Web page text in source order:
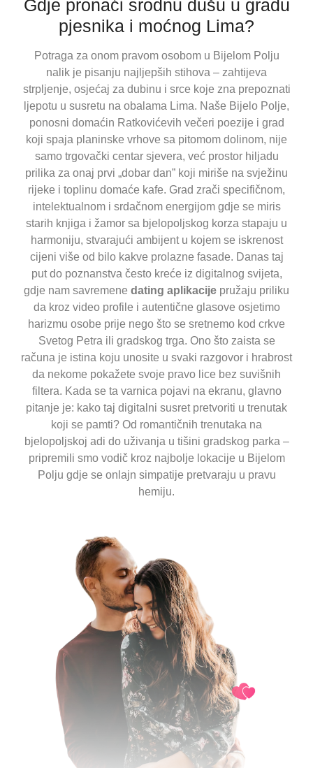
Gdje pronaći srodnu dušu u gradu
pjesnika i moćnog Lima?
Potraga za onom pravom osobom u Bijelom Polju
nalik je pisanju najljepših stihova – zahtijeva
strpljenje, osjećaj za dubinu i srce koje zna prepoznati
ljepotu u susretu na obalama Lima. Naše Bijelo Polje,
ponosni domaćin Ratkovićevih večeri poezije i grad
koji spaja planinske vrhove sa pitomom dolinom, nije
samo trgovački centar sjevera, već prostor hiljadu
prilika za onaj prvi „dobar dan” koji miriše na svježinu
rijeke i toplinu domaće kafe. Grad zrači specifičnom,
intelektualnom i srdačnom energijom gdje se miris
starih knjiga i žamor sa bjelopoljskog korza stapaju u
harmoniju, stvarajući ambijent u kojem se iskrenost
cijeni više od bilo kakve prolazne fasade. Danas taj
put do poznanstva često kreće iz digitalnog svijeta,
gdje nam savremene dating aplikacije pružaju priliku
da kroz video profile i autentične glasove osjetimo
harizmu osobe prije nego što se sretnemo kod crkve
Svetog Petra ili gradskog trga. Ono što zaista se
računa je istina koju unosite u svaki razgovor i hrabrost
da nekome pokažete svoje pravo lice bez suvišnih
filtera. Kada se ta varnica pojavi na ekranu, glavno
pitanje je: kako taj digitalni susret pretvoriti u trenutak
koji se pamti? Od romantičnih trenutaka na
bjelopoljskoj adi do uživanja u tišini gradskog parka –
pripremili smo vodič kroz najbolje lokacije u Bijelom
Polju gdje se onlajn simpatije pretvaraju u pravu
hemiju.